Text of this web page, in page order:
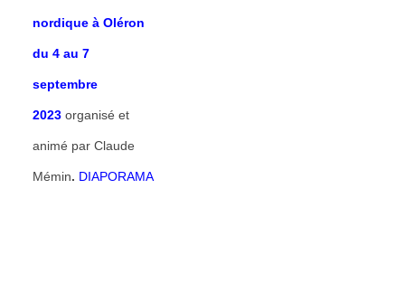
nordique à Oléron
du 4 au 7
septembre
2023 organisé et
animé par Claude
Mémin. DIAPORAMA